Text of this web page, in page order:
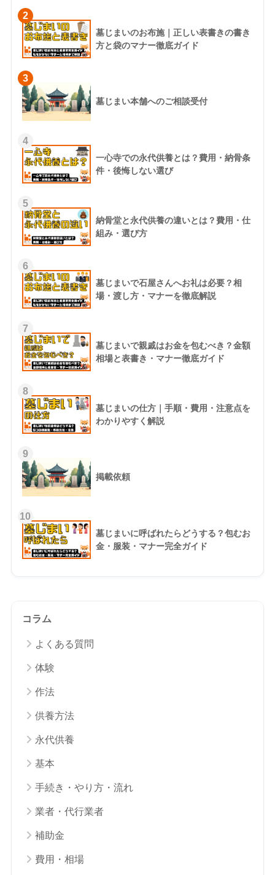
2
墓じまいのお布施｜正しい表書きの書き
方と袋のマナー徹底ガイド
3
墓じまい本舗へのご相談受付
4
一心寺での永代供養とは？費用・納骨条
件・後悔しない選び
5
納骨堂と永代供養の違いとは？費用・仕
組み・選び方
6
墓じまいで石屋さんへお礼は必要？相
場・渡し方・マナーを徹底解説
7
墓じまいで親戚はお金を包むべき？金額
相場と表書き・マナー徹底ガイド
8
墓じまいの仕方｜手順・費用・注意点を
わかりやすく解説
9
掲載依頼
10
墓じまいに呼ばれたらどうする？包むお
金・服装・マナー完全ガイド
コラム
よくある質問
体験
作法
供養方法
永代供養
基本
手続き・やり方・流れ
業者・代行業者
補助金
費用・相場